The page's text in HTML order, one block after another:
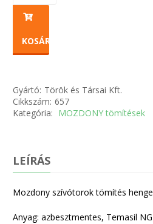
KOSÁRBA
Gyártó: Török és Társai Kft.
Cikkszám: 657
Kategória: MOZDONY tömítések
LEÍRÁS
Mozdony szívótorok tömítés
Anyag: azbesztmentes, Temasil